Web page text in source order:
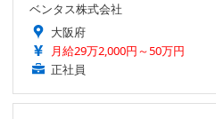
ベンタス株式会社
大阪府
月給29万2,000円～50万円
正社員